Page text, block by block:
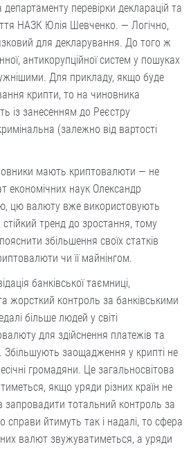
департаменту перевірки декларацій та
НАЗК Юлія Шевченко. — Логічно,
для декларування. До того ж
антикорупційної систем у пошуках
Для прикладу, якщо буде
крипти, то на чиновника
із занесенням до Реєстру
(залежно від вартості
мають криптовалюти — не
економічних наук Олександр
цю валюту вже використовують
стійкий тренд до зростання, тому
збільшення своїх статків
чи її майнінгом.
банківської таємниці,
жорсткий контроль за банківськими
більше людей у світі
для здійснення платежів та
Збільшують заощадження у крипті не
громадяни. Це загальносвітова
якщо уряди різних країн не
запровадити тотальний контроль за
йтимуть так і надалі, то сфера
валют звужуватиметься, а уряди